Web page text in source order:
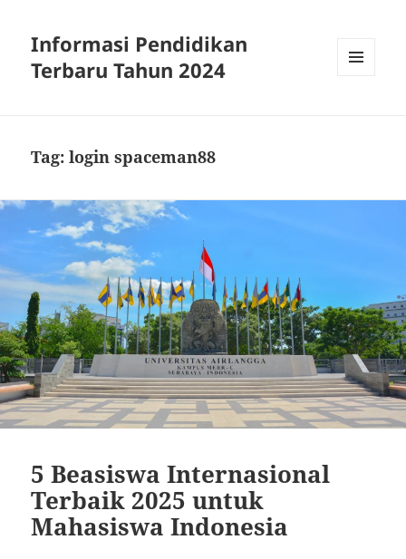
Informasi Pendidikan
Terbaru Tahun 2024
Tag:login spaceman88
5 Beasiswa Internasional
Terbaik 2025 untuk
Mahasiswa Indonesia